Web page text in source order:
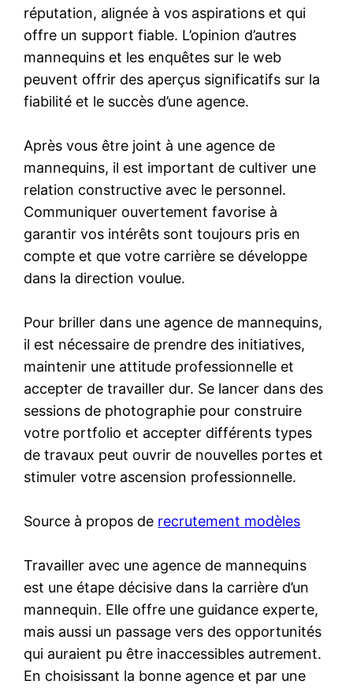
réputation, alignée à vos aspirations et qui
offre un support fiable. L’opinion d’autres
mannequins et les enquêtes sur le web
peuvent offrir des aperçus significatifs sur la
fiabilité et le succès d’une agence.
Après vous être joint à une agence de
mannequins, il est important de cultiver une
relation constructive avec le personnel.
Communiquer ouvertement favorise à
garantir vos intérêts sont toujours pris en
compte et que votre carrière se développe
dans la direction voulue.
Pour briller dans une agence de mannequins,
il est nécessaire de prendre des initiatives,
maintenir une attitude professionnelle et
accepter de travailler dur. Se lancer dans des
sessions de photographie pour construire
votre portfolio et accepter différents types
de travaux peut ouvrir de nouvelles portes et
stimuler votre ascension professionnelle.
Source à propos de recrutement modèles
Travailler avec une agence de mannequins
est une étape décisive dans la carrière d’un
mannequin. Elle offre une guidance experte,
mais aussi un passage vers des opportunités
qui auraient pu être inaccessibles autrement.
En choisissant la bonne agence et par une